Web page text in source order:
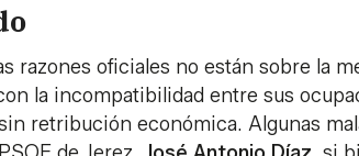
razones oficiales no están sobre la
la incompatibilidad entre sus
retribución económica. Algunas